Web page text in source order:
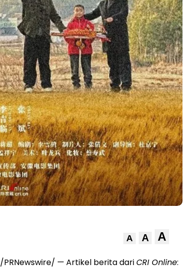
A A A
/PRNewswire/ — Artikel berita dariCRI Online: